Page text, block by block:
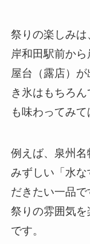
祭りの楽しみは
岸和田駅前か
屋台（露店）
き氷はもちろ
も味わってみて
例えば、泉州
みずしい「水
だきたい一品で
祭りの雰囲気
です。